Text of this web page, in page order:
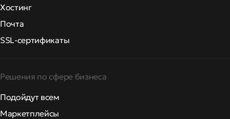
Хостинг
Почта
SSL-сертификаты
Решения по сфере бизнеса
Подойдут всем
Маркетплейсы